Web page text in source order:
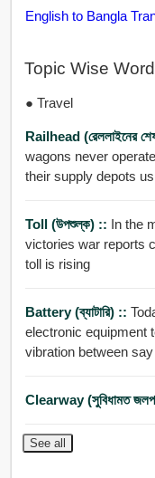
English to Bangla
Topic Wise
● Travel
Railhead (রেললাইনের
wagons never
their supply depots
Toll (উপশুল্ক) :: In the
victories war reports
toll is rising
Battery (ব্যাটারি) ::
electronic equipment
vibration between
Clearway (সুবিধামত
See all